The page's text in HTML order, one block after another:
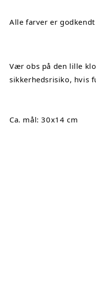
Alle farver er
Vær obs på den lille
sikkerhedsrisiko, hvis
Ca. mål: 30x14 cm